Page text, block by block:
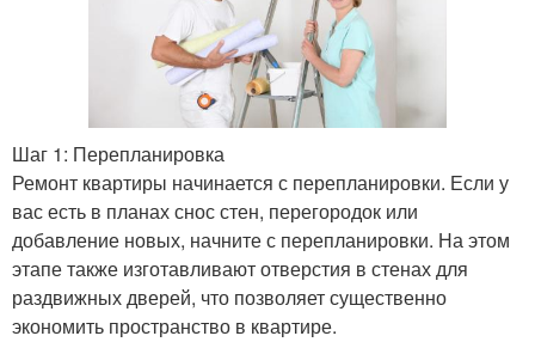
Шаг 1: Перепланировка
Ремонт квартиры начинается с перепланировки. Если у
вас есть в планах снос стен, перегородок или
добавление новых, начните с перепланировки. На этом
этапе также изготавливают отверстия в стенах для
раздвижных дверей, что позволяет существенно
экономить пространство в квартире.